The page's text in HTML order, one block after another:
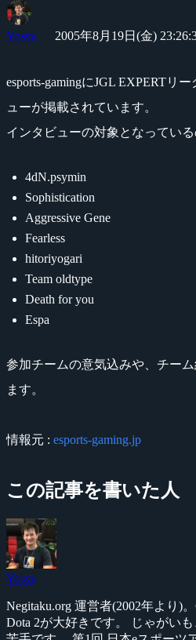
Yossy 2005年8月19日(金)
esports-gamingにJGL EXPERTリ
ューが掲載されています。
インタビューの対象となってい
4dN.psymin
Sophistication
Aggressive Gene
Fearless
hitoriyogari
Team oldtype
Death for you
Espa
参加チームの意気込みや、チー
ます。
情報元 : esports-gaming.jp
この記事を書いた人
Yossy
Negitaku.org 運営者(2002年より)
Dota 2が大好きです。 じゃがい